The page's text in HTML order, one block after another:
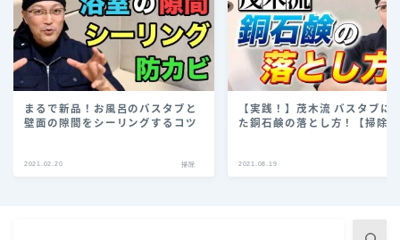
まるで新品！お風呂のバスタブと
壁面の隙間をシーリングするコツ
2021.02.20 掃除
【実践！】茂木流 バスタブに
た銅石鹸の落とし方！【掃除
2021.08.19